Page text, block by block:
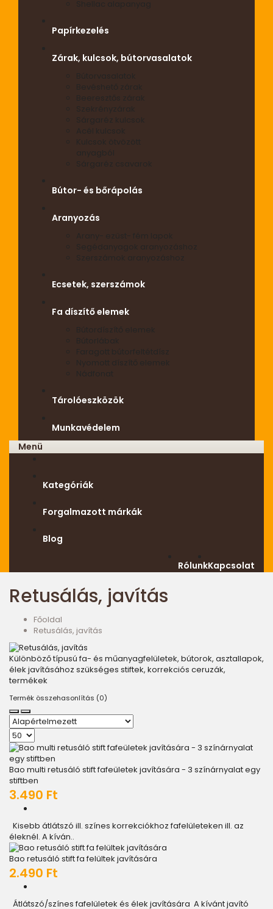
Papírkezelés
Zárak, kulcsok, bútorvasalatok
Bútorvasalatok
Bevéshető zárak
Beeresztős zárak
Szekrényzárak
Sárgaréz kulcsok
Acél kulcsok
Kulcsok ötvözött
Sárgaréz csavarok
Bútor- és bőrápolás
Aranyozás
Arany- ezüst- fém lapok
Segédanyagok aranyozáshoz
Szerszámok aranyozáshoz
Ecsetek, szerszámok
Fa díszítő elemek
Bútordíszítő elemek
Bútorlábak
Faragott bútorfeltétdísz
Nyomott díszítő elemek
Tárolóeszközök
Munkavédelem
Menü
Kategóriák
Forgalmazott márkák
Blog
Kapcsolat
Rólunk
Retusálás, javítás
Főoldal
Retusálás, javítás
Különböző típusú fa- és műanyagfelületek, bútorok, asztallapok,
élek javításához szükséges stiftek, korrekciós ceruzák,
termékek
Termék összehasonlítás (0)
Bao multi retusáló stift fafeületek javítására - 3 színárnyalat egy
stiftben
3.490 Ft
Kisebb átlátszó ill. színes korrekciókhoz fafelületeken ill. az
éleknél. A kíván..
Bao retusáló stift fa felültek javítására
2.490 Ft
Átlátszó/színes fafelületek és élek javítására A kívánt javító